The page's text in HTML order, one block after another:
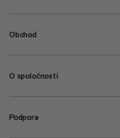
Obchod
O spoločnosti
Podpora